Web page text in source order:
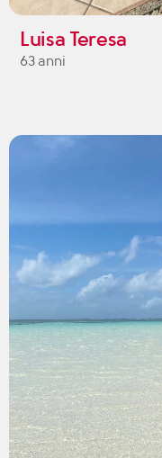
Luisa Teresa
63 anni